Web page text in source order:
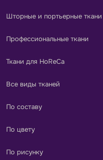
Шторные и портьерные ткани
Профессиональные ткани
Ткани для HoReCa
Все виды тканей
По составу
По цвету
По рисунку